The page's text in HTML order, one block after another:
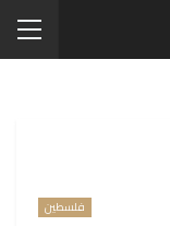
فلسطين